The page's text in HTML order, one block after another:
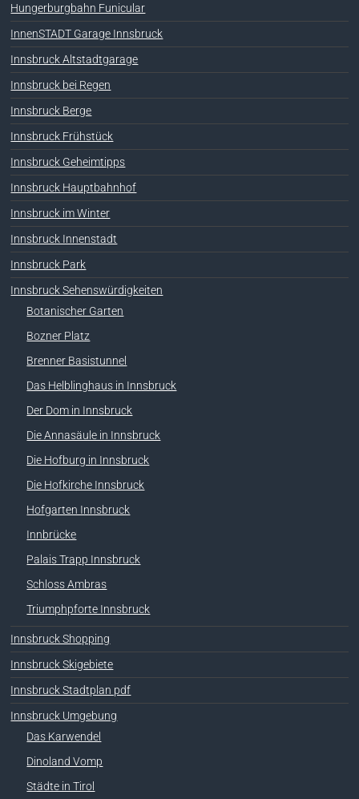
Hungerburgbahn Funicular
InnenSTADT Garage Innsbruck
Innsbruck Altstadtgarage
Innsbruck bei Regen
Innsbruck Berge
Innsbruck Frühstück
Innsbruck Geheimtipps
Innsbruck Hauptbahnhof
Innsbruck im Winter
Innsbruck Innenstadt
Innsbruck Park
Innsbruck Sehenswürdigkeiten
Botanischer Garten
Bozner Platz
Brenner Basistunnel
Das Helblinghaus in Innsbruck
Der Dom in Innsbruck
Die Annasäule in Innsbruck
Die Hofburg in Innsbruck
Die Hofkirche Innsbruck
Hofgarten Innsbruck
Innbrücke
Palais Trapp Innsbruck
Schloss Ambras
Triumphpforte Innsbruck
Innsbruck Shopping
Innsbruck Skigebiete
Innsbruck Stadtplan pdf
Innsbruck Umgebung
Das Karwendel
Dinoland Vomp
Städte in Tirol